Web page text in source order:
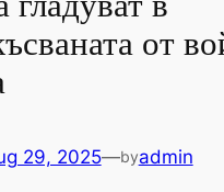
от
29, 2025—byadmin